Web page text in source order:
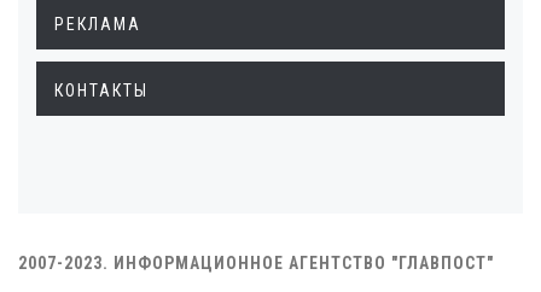
РЕКЛАМА
КОНТАКТЫ
2007-2023. ИНФОРМАЦИОННОЕ АГЕНТСТВО "ГЛАВПОСТ"